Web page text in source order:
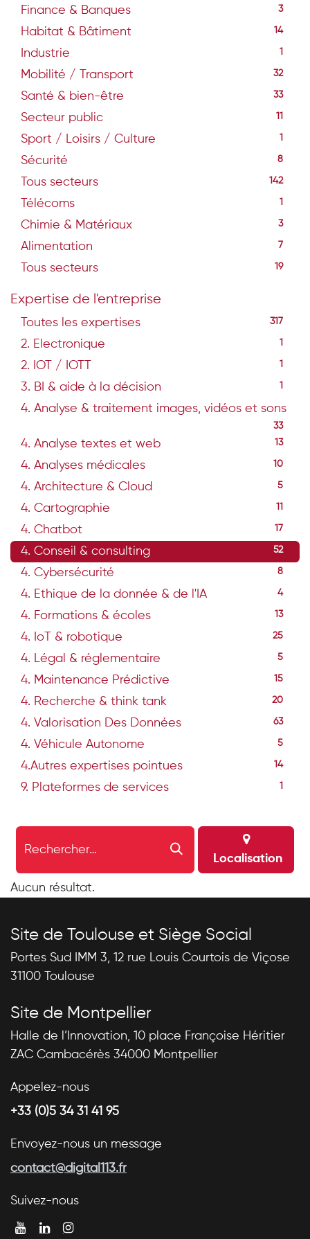
Finance & Banques 3
Habitat & Bâtiment 14
Industrie 1
Mobilité / Transport 32
Santé & bien-être 33
Secteur public 11
Sport / Loisirs / Culture 1
Sécurité 8
Tous secteurs 142
Télécoms 1
Chimie & Matériaux 3
Alimentation 7
Tous secteurs 19
Expertise de l'entreprise
Toutes les expertises 317
2. Electronique 1
2. IOT / IOTT 1
3. BI & aide à la décision 1
4. Analyse & traitement images, vidéos et sons
33
4. Analyse textes et web 13
4. Analyses médicales 10
4. Architecture & Cloud 5
4. Cartographie
4. Chatbot 17
4. Conseil & consulting 52
4. Cybersécurité 8
4. Ethique de la donnée & de l'IA 4
4. Formations & écoles 13
4. IoT & robotique 25
4. Légal & réglementaire 5
4. Maintenance Prédictive 15
4. Recherche & think tank 20
4. Valorisation Des Données 63
4. Véhicule Autonome 5
4.Autres expertises pointues 14
9. Plateformes de services
Localisation
Aucun résultat.
Site de Toulouse et Siège Social
Portes Sud IMM 3, 12 rue Louis Courtois de Viçose
31100 Toulouse
Site de Montpellier
Halle de l’Innovation, 10 place Françoise Héritier
ZAC Cambacérès 34000 Montpellier
Appelez-nous
+33 (0)5 34 31 41 95
Envoyez-nous un message
contact@digital113.fr
Suivez-nous